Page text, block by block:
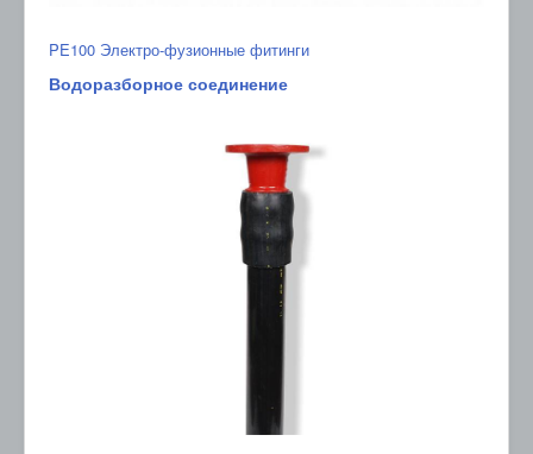
PE100 Электро-фузионные фитинги
Водоразборное соединение